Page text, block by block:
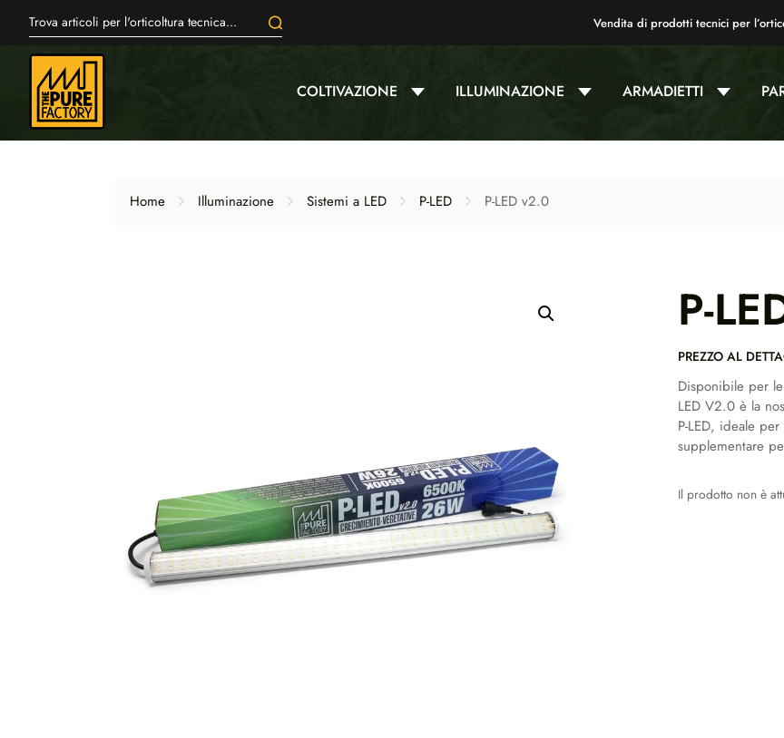
Vendita di prodotti tecnici per
COLTIVAZIONE ILLUMINAZIONE ARMADIETTI
Home Illuminazione Sistemi a LED P-LED P-LED v2.0
P-
PREZZO AL
Disponibile per
LED V2.0 è la
P-LED, ideale
supplementare
Il prodotto non è